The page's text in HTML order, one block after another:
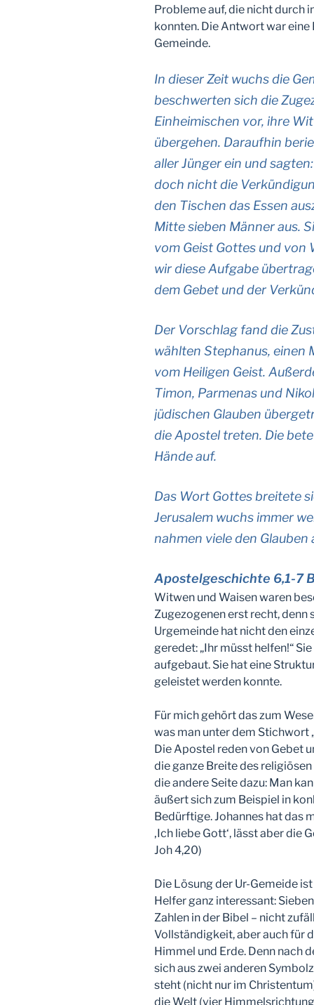
Probleme auf, die nicht durch
konnten. Die Antwort war
Gemeinde.
In dieser Zeit wuchs die
beschwerten sich die
Einheimischen vor, ihre
übergehen. Daraufhin
aller Jünger ein und
doch nicht die
den Tischen das Essen
Mitte sieben Männer aus.
vom Geist Gottes und von
wir diese Aufgabe
dem Gebet und der
Der Vorschlag fand die
wählten Stephanus, einen
vom Heiligen Geist.
Timon, Parmenas und
jüdischen Glauben
die Apostel treten. Die
Hände auf.
Das Wort Gottes breitete
Jerusalem wuchs immer
nahmen viele den Glauben
Apostelgeschichte 6,1-7
Witwen und Waisen waren
Zugezogenen erst recht, denn
Urgemeinde hat nicht den
geredet: „Ihr müsst helfen!“
aufgebaut. Sie hat eine
geleistet werden konnte.
Für mich gehört das zum
was man unter dem Stichwort
Die Apostel reden von Gebet
die ganze Breite des
die andere Seite dazu: Man
äußert sich zum Beispiel in
Bedürftige. Johannes hat das
‚Ich liebe Gott‘, lässt aber die
Joh 4,20)
Die Lösung der Ur-Gemeide
Helfer ganz interessant:
Zahlen in der Bibel – nicht
Vollständigkeit, aber auch für
Himmel und Erde. Denn nach
sich aus zwei anderen
steht (nicht nur im
die Welt (vier